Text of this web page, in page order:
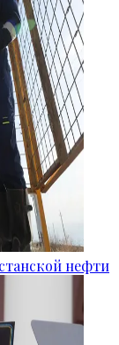
нефти